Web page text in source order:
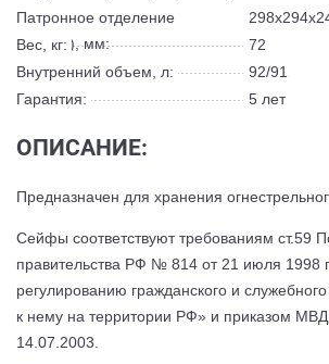
мм:
Патронное отделение
(ВхШхГ), мм:
Вес, кг:
72
Внутренний объем, л:
92/91
Гарантия:
5 лет
ОПИСАНИЕ:
Предназначен для хранения
Сейфы соответствуют требованиям ст.59
правительства РФ № 814 от 21 июля 1998
регулированию гражданского и
к нему на территории РФ» и приказом
14.07.2003.